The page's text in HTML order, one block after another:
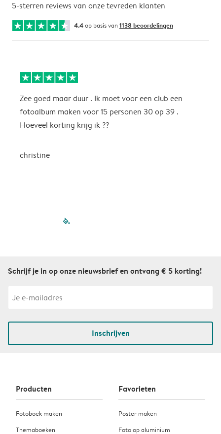
5-sterren reviews van onze tevreden klanten
4.4op basis van 1138 beoordelingen
Zee goed maar duur . Ik moet voor een club een
fotoalbum maken voor 15 personen 30 op 39 .
Hoeveel korting krijg ik ??
christine
filled-pagination
Schrijf je in op onze nieuwsbrief en ontvang € 5 korting!
Inschrijven
Producten
Fotoboek maken
Themaboeken
Favorieten
Poster maken
Foto op aluminium